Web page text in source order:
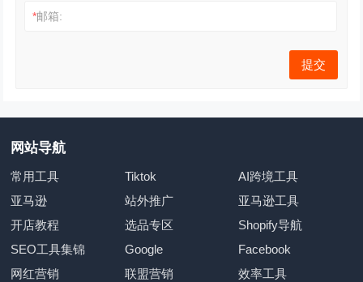
*邮箱:
网站导航
常用工具 Tiktok
AI跨境工具
亚马逊
站外推广
亚马逊工具
开店教程
选品专区
Shopify导航
SEO工具集锦
Google
Facebook
网红营销
联盟营销
效率工具